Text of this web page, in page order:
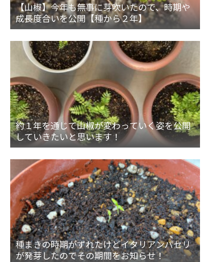
【山椒】今年も無事に芽吹いたので、時期や
成長度合いを公開【種から２年】
約１年を通じて山椒が変わっていく姿を公開
していきたいと思います！
種まきの時期がずれたけどイタリアンパセリ
が発芽したのでその期間をお知らせ！